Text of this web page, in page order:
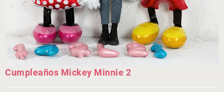
Cumpleaños Mickey Minnie 2